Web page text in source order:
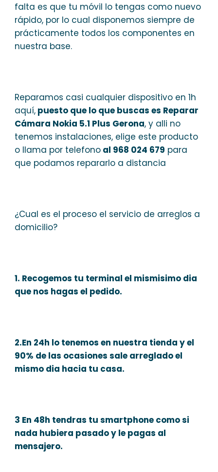
falta es que tu móvil lo tengas como nuevo
rápido, por lo cual disponemos siempre de
prácticamente todos los componentes en
nuestra base.
Reparamos casi cualquier dispositivo en 1h
aquí, puesto que lo que buscas es Reparar
Cámara Nokia 5.1 Plus Gerona, y alli no
tenemos instalaciones, elige este producto
o llama por telefono al 968 024 679 para
que podamos repararlo a distancia
¿Cual es el proceso el servicio de arreglos a
domicilio?
1. Recogemos tu terminal el mismisimo dia
que nos hagas el pedido.
2.En 24h lo tenemos en nuestra tienda y el
90% de las ocasiones sale arreglado el
mismo dia hacia tu casa.
3 En 48h tendras tu smartphone como si
nada hubiera pasado y le pagas al
mensajero.